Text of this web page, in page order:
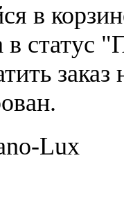
в
в статус
заказ
Lux